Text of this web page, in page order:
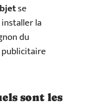
se
la
du
sont les